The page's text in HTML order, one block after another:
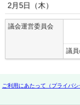
2月5日（木）
議会運営委員会
議
ご利用にあたって（プライバ